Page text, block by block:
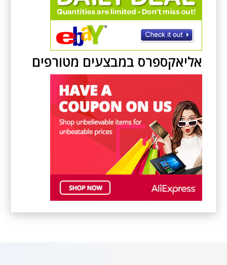
אליאקספרס במבצעים מטורפים